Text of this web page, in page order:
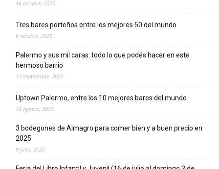
16 octubre, 2025
Tres bares porteños entre los mejores 50 del mundo
6 octubre, 2025
Palermo y sus mil caras: todo lo que podés hacer en este
hermoso barrio
17 septiembre, 2025
Uptown Palermo, entre los 10 mejores bares del mundo
12 agosto, 2025
3 bodegones de Almagro para comer bien y a buen precio en
2025
9 julio, 2025